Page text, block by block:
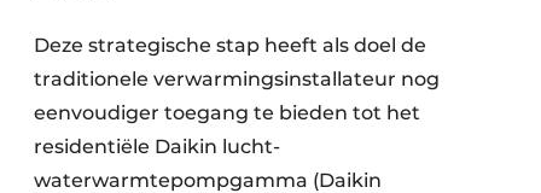
Deze strategische stap heeft als doel de
traditionele verwarmingsinstallateur nog
eenvoudiger toegang te bieden tot het
residentiële Daikin lucht-
waterwarmtepompgamma (Daikin